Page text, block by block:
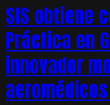
SIS obtiene
Práctica en
innovador
aeromédicos